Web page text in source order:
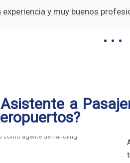
experiencia y muy buenos
a